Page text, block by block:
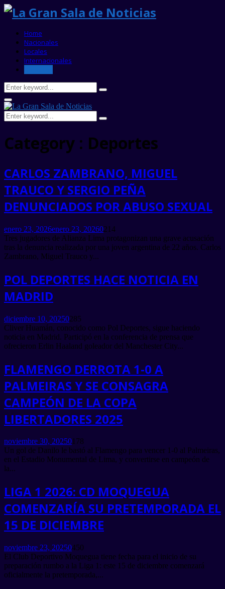
Home
Nacionales
Locales
Internacionales
Search
for:
Search
Primary
Menu
Search
for:
Search
Category : Deportes
CARLOS ZAMBRANO, MIGUEL
TRAUCO Y SERGIO PEÑA
DENUNCIADOS POR ABUSO SEXUAL
enero 23, 2026enero 23, 20260214
Tres jugadores de Alianza Lima protagonizan una grave acusación
tras la denuncia realizada por una joven argentina de 22 años. Carlos
Zambrano, Miguel Trauco y...
POL DEPORTES HACE NOTICIA EN
MADRID
diciembre 10, 20250285
Cliver Huamán, conocido como Pol Deportes, sigue haciendo
noticia en Madrid. Participó en la conferencia de prensa que
ofrecieron Erlin Haaland goleador del Manchester City...
FLAMENGO DERROTA 1-0 A
PALMEIRAS Y SE CONSAGRA
CAMPEÓN DE LA COPA
LIBERTADORES 2025
noviembre 30, 20250178
Un gol de Danilo le bastó al Flamengo para vencer 1-0 al Palmeiras,
en el Estadio Monumental de Lima, y convertirse en campeón de
la...
LIGA 1 2026: CD MOQUEGUA
COMENZARÍA SU PRETEMPORADA EL
15 DE DICIEMBRE
noviembre 23, 20250450
El Club Deportivo Moquegua tiene fecha para el inicio de su
preparación rumbo a la Liga 1: este 15 de diciembre comenzará
oficialmente la pretemporada,...